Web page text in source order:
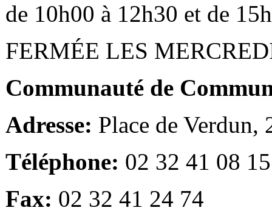
de 10h00 à 12h30 et de
FERMÉE LES
Communauté de
Adresse: Place de Verdun,
Téléphone: 02 32 41 08 15
Fax: 02 32 41 24 74